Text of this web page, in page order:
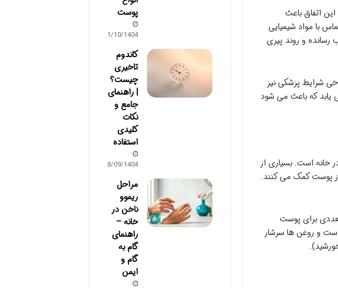
اتفاق باعث
با مواد شیمیایی
و روند پیری
شرایط پزشکی نیز
یابد که باعث می شود
خانه است. بسیاری از
پوست کمک می کنند.
برای پوست
و روغن ها سرشار
پوست
01/10/1404
کاندوم
تاخیری
چیست؟
| راهنمای
جامع و
نکات
کلیدی
استفاده
28/09/1404
مراحل
ریموو
ناخن در
خانه –
راهنمای
گام به
گام و
ایمن